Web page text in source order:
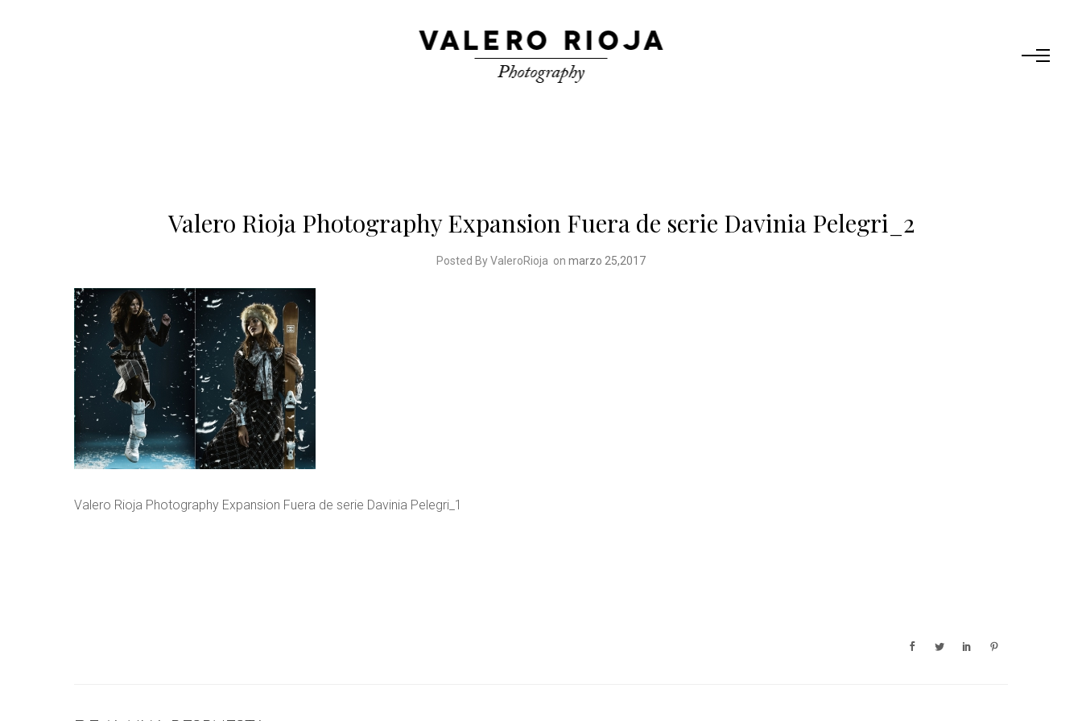
Valero Rioja Photography Expansion Fuera de serie Davinia Pelegri_2
Posted By ValeroRioja on marzo 25,2017
Valero Rioja Photography Expansion Fuera de serie Davinia Pelegri_1